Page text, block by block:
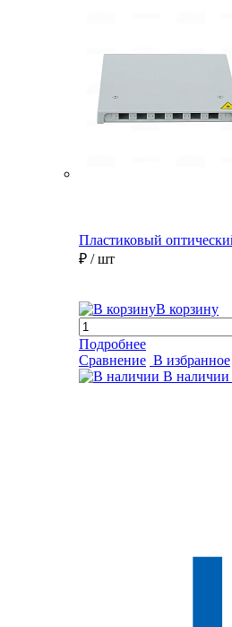
Пластиковый
₽ / шт
В корзину
Подробнее
Сравнение В избранное
В наличии